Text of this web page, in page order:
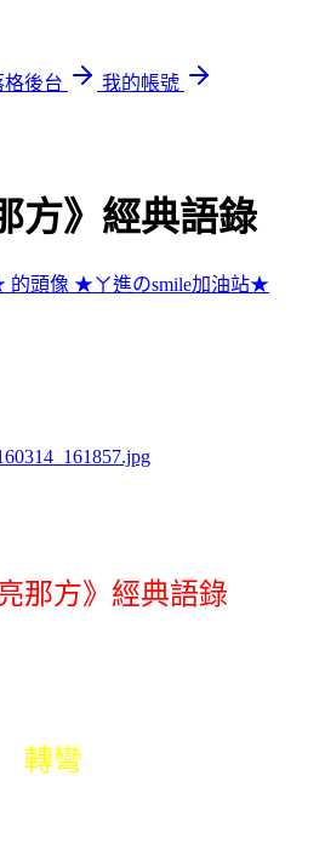
後台
我的帳號
方》經典語錄
★ㄚ進のsmile加油站★
那方》經典語錄
轉彎